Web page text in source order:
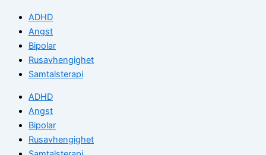
ADHD
Angst
Bipolar
Rusavhengighet
Samtalsterapi
ADHD
Angst
Bipolar
Rusavhengighet